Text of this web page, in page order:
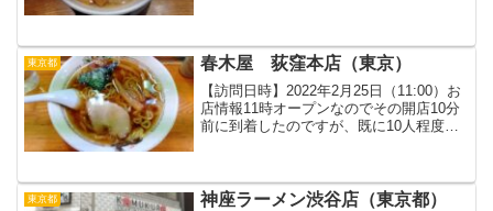
のお店の原点）』『らーめんmicro（しっ
かり味の...
東京都 春木屋 荻窪本店（東京）
【訪問日時】2022年2月25日（11:00）お
店情報11時オープンなのでその開店10分
前に到着したのですが、既に10人程度並
窪名店...
東京都 神座ラーメン渋谷店（東京都）